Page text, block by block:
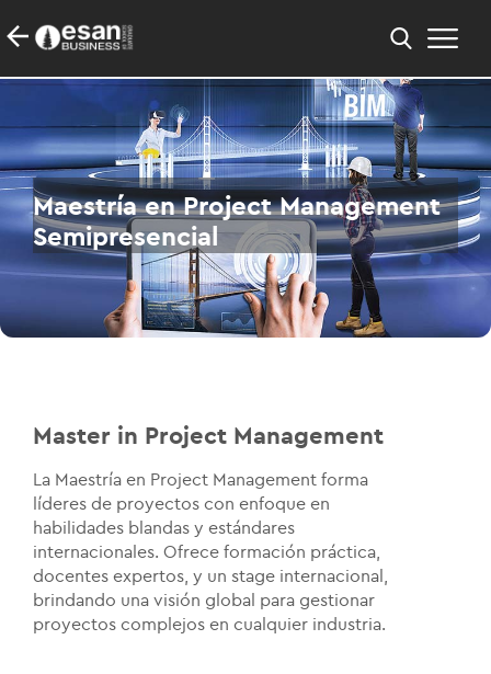
Maestría en Project Management
Semipresencial
Master in Project Management
La Maestría en Project Management forma
líderes de proyectos con enfoque en
habilidades blandas y estándares
internacionales. Ofrece formación práctica,
docentes expertos, y un stage internacional,
brindando una visión global para gestionar
proyectos complejos en cualquier industria.